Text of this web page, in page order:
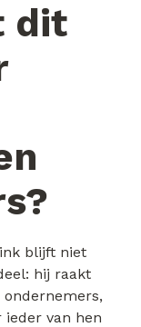
dit
blijft niet
hij raakt
ieder van hen